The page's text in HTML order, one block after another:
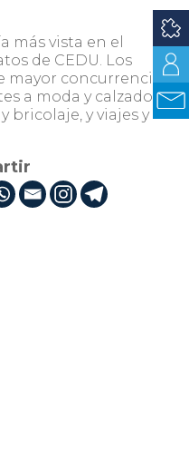
más vista en el
de CEDU. Los
mayor concurrencia
a moda y calzado,
bricolaje, y viajes y